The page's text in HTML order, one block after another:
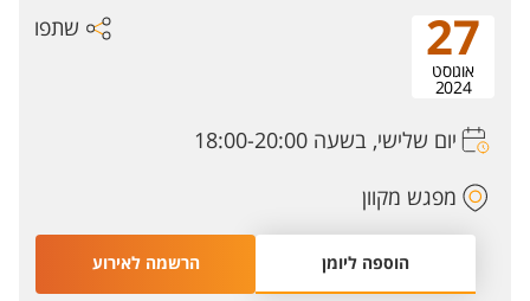
27
אוגוסט
2024
יום שלישי, בשעה 18:00-20:00
מפגש מקוון
שתפו
הוספה ליומן הרשמה לאירוע